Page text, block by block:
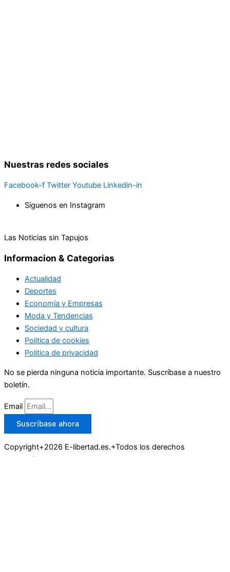
Nuestras redes sociales
Facebook-f Twitter Youtube Linkedin-in
Síguenos en Instagram
Las Noticias sin Tapujos
Informacion & Categorias
Actualidad
Deportes
Economía y Empresas
Moda y Tendencias
Sociedad y cultura
Politica de cookies
Politica de privacidad
No se pierda ninguna noticia importante. Suscríbase a nuestro
boletín.
Email
Suscríbase ahora
Copyright+2026 E-libertad.es.+Todos los derechos
reservados.